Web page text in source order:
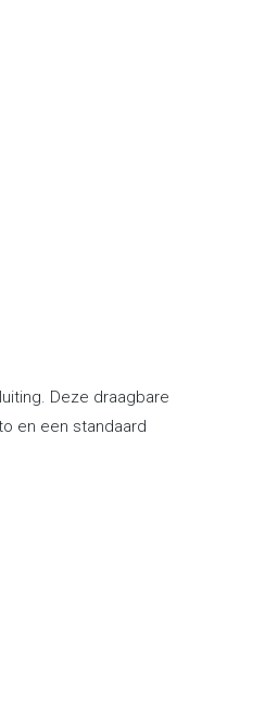
Deze draagbare
en een standaard